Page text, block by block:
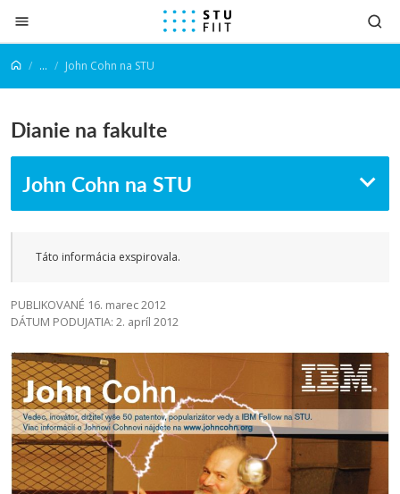
Prejsť na obsah
... John Cohn na STU
Dianie na fakulte
John Cohn na STU
Táto informácia exspirovala.
PUBLIKOVANÉ 16. marec 2012
DÁTUM PODUJATIA: 2. apríl 2012